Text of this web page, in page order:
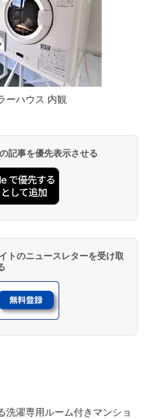
ーハウス 内観
記事を優先表示させる
トのニュースレターを受け取
洗濯専用ルーム付きマンショ